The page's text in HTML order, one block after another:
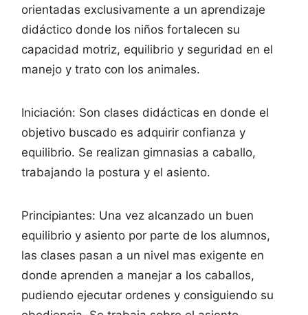
orientadas exclusivamente a un aprendizaje
didáctico donde los niños fortalecen su
capacidad motriz, equilibrio y seguridad en el
manejo y trato con los animales.
Iniciación: Son clases didácticas en donde el
objetivo buscado es adquirir confianza y
equilibrio. Se realizan gimnasias a caballo,
trabajando la postura y el asiento.
Principiantes: Una vez alcanzado un buen
equilibrio y asiento por parte de los alumnos,
las clases pasan a un nivel mas exigente en
donde aprenden a manejar a los caballos,
pudiendo ejecutar ordenes y consiguiendo su